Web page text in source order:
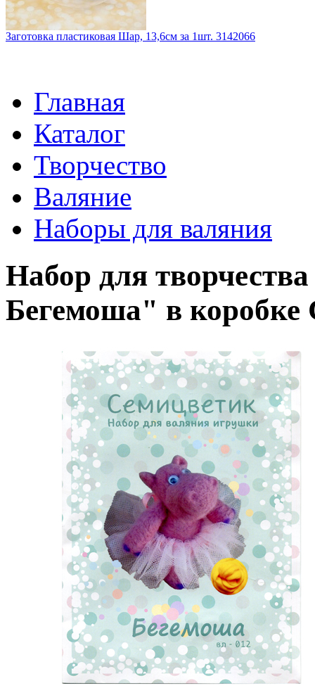
Заготовка пластиковая Шар, 13,6см за 1шт. 3142066
Главная
Каталог
Творчество
Валяние
Наборы для валяния
Набор для
Бегемоша" в